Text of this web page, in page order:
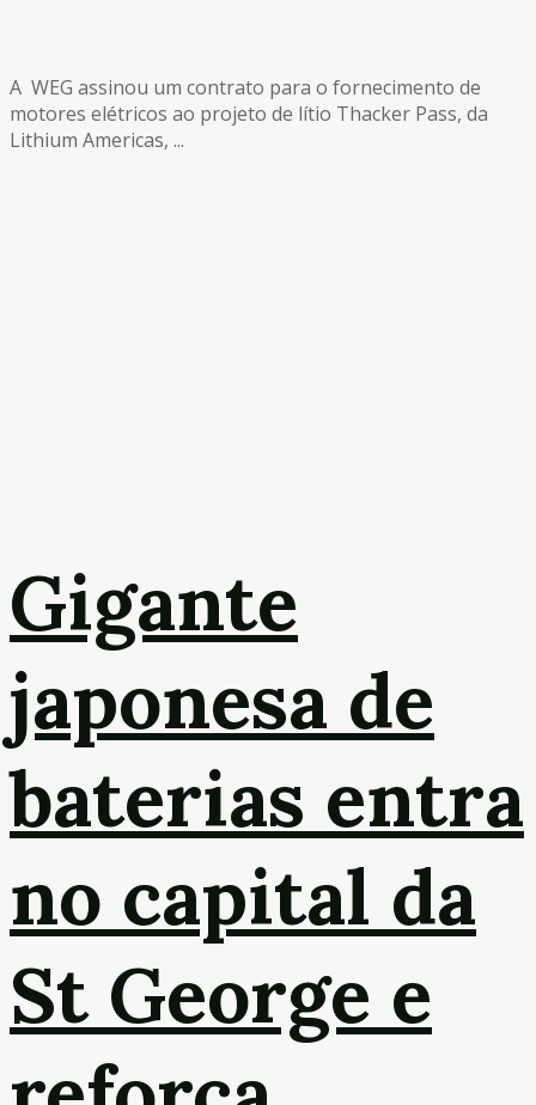
A WEG assinou um contrato para o fornecimento de
motores elétricos ao projeto de lítio Thacker Pass, da
Lithium Americas, ...
Gigante
japonesa de
baterias entra
no capital da
St George e